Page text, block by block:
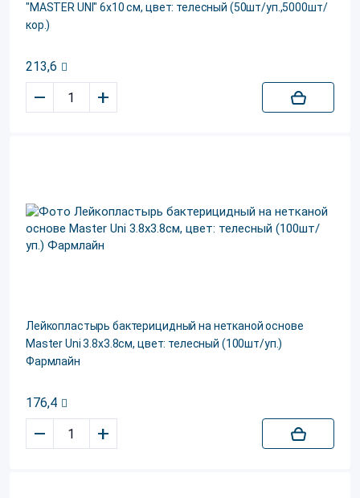
"MASTER UNI" 6х10 см, цвет: телесный (50шт/уп.,5000шт/
кор.)
213,6
– +
Лейкопластырь бактерицидный на нетканой основе
Master Uni 3.8х3.8см, цвет: телесный (100шт/уп.)
Фармлайн
176,4
– +